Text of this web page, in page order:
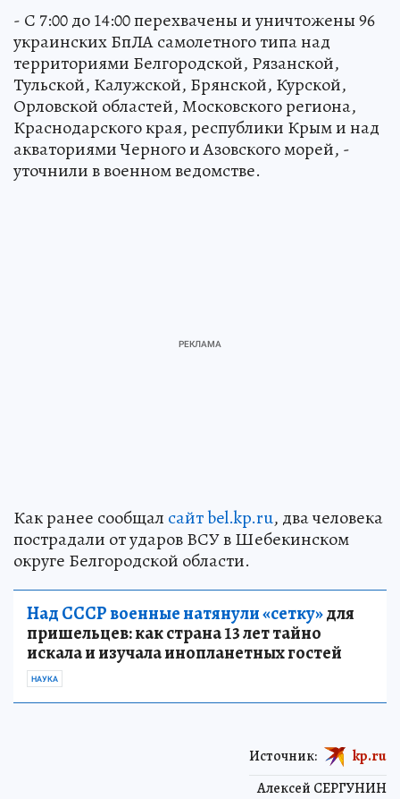
- С 7:00 до 14:00 перехвачены и уничтожены 96
украинских БпЛА самолетного типа над
территориями Белгородской, Рязанской,
Тульской, Калужской, Брянской, Курской,
Орловской областей, Московского региона,
Краснодарского края, республики Крым и над
акваториями Черного и Азовского морей, -
уточнили в военном ведомстве.
Как ранее сообщал сайт bel.kp.ru, два человека
пострадали от ударов ВСУ в Шебекинском
округе Белгородской области.
Над СССР военные натянули «сетку»для
пришельцев: как страна 13 лет тайно
искала и изучала инопланетных гостей
НАУКА
Алексей СЕРГУНИН
Источник: kp.ru